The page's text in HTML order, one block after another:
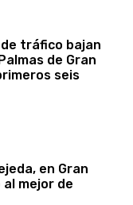
tráfico bajan
de Gran
seis
en Gran
al mejor de